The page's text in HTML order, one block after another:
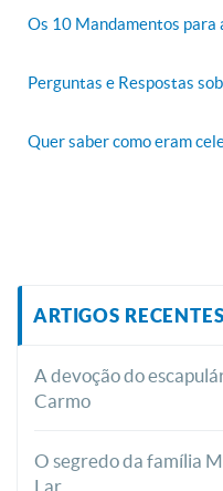
Os 10 Mandamentos para
Perguntas e Respostas
Quer saber como eram
ARTIGOS RECENTES
A devoção do
Carmo
O segredo da família
Lar